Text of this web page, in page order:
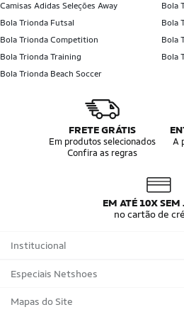
Camisas Adidas Seleções Away
Bola
Bola Trionda Futsal
Bola
Bola Trionda Competition
Bola
Bola Trionda Training
Bola
Bola Trionda Beach Soccer
FRETE GRÁTIS
Em produtos selecionados
Confira as regras
A
EM ATÉ 10X SEM
no cartão de
Institucional
Sobre a Netshoes
Política de Privacidade
Especiais Netshoes
Suplementos
Mapas do Site